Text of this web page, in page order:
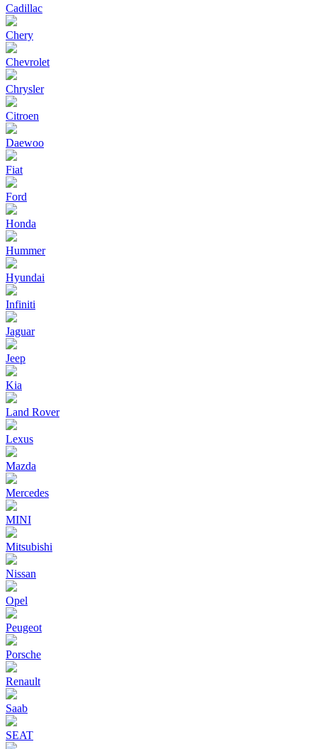
Cadillac
Chery
Chevrolet
Chrysler
Citroen
Daewoo
Fiat
Ford
Honda
Hummer
Hyundai
Infiniti
Jaguar
Jeep
Kia
Land Rover
Lexus
Mazda
Mercedes
MINI
Mitsubishi
Nissan
Opel
Peugeot
Porsche
Renault
Saab
SEAT